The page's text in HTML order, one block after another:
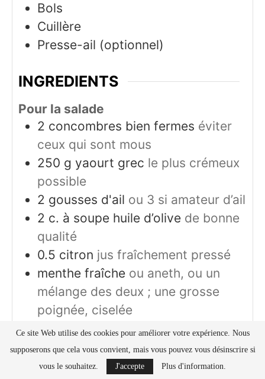
Bols
Cuillère
Presse-ail (optionnel)
INGREDIENTS
Pour la salade
2 concombres bien fermes éviter
ceux qui sont mous
250 g yaourt grec le plus crémeux
possible
2 gousses d'ail ou 3 si amateur d’ail
2 c. à soupe huile d’olive de bonne
qualité
0.5 citron jus fraîchement pressé
menthe fraîche ou aneth, ou un
mélange des deux ; une grosse
poignée, ciselée
sel et poivre noir fraîchement
moulu au goût
Optionnel et variantes
Ce site Web utilise des cookies pour améliorer votre expérience. Nous
supposerons que cela vous convient, mais vous pouvez vous désinscrire si
vous le souhaitez.
J'accepte Plus d'information.